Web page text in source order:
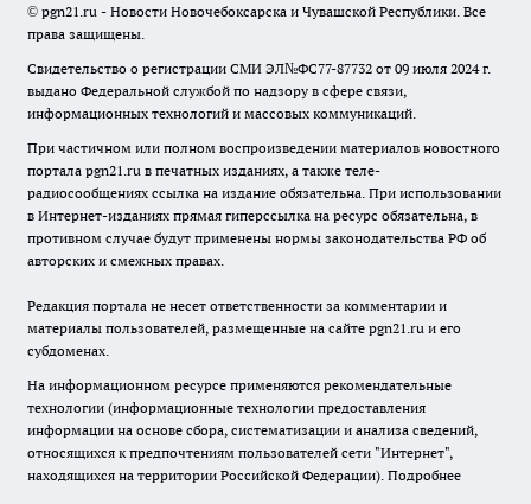
© pgn21.ru - Новости Новочебоксарска и Чувашской Республики. Все
права защищены.
Свидетельство о регистрации СМИ ЭЛ№ФС77-87732 от 09 июля 2024 г.
выдано Федеральной службой по надзору в сфере связи,
информационных технологий и массовых коммуникаций.
При частичном или полном воспроизведении материалов новостного
портала pgn21.ru в печатных изданиях, а также теле-
радиосообщениях ссылка на издание обязательна. При использовании
в Интернет-изданиях прямая гиперссылка на ресурс обязательна, в
противном случае будут применены нормы законодательства РФ об
авторских и смежных правах.
Редакция портала не несет ответственности за комментарии и
материалы пользователей, размещенные на сайте pgn21.ru и его
субдоменах.
На информационном ресурсе применяются рекомендательные
технологии (информационные технологии предоставления
информации на основе сбора, систематизации и анализа сведений,
относящихся к предпочтениям пользователей сети "Интернет",
находящихся на территории Российской Федерации). Подробнее